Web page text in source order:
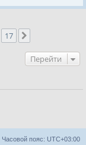
17
Перейти
Часовой пояс: UTC+03:00